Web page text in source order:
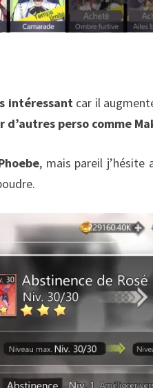
intéressantcar il
d’autres perso comme
, mais pareil j’hésite